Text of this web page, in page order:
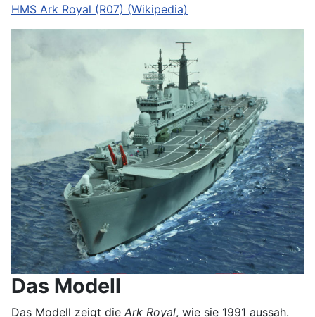
HMS Ark Royal (R07) (Wikipedia)
Das Modell
Das Modell zeigt die Ark Royal, wie sie 1991 aussah.